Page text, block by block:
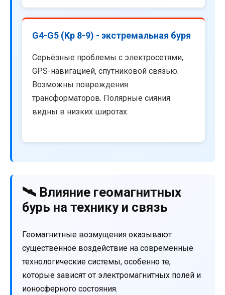
G4-G5 (Kp 8-9) - экстремальная буря
Серьёзные проблемы с электросетями,
GPS-навигацией, спутниковой связью.
Возможны повреждения
трансформаторов. Полярные сияния
видны в низких широтах.
🛰️ Влияние геомагнитных
бурь на технику и связь
Геомагнитные возмущения оказывают
существенное воздействие на современные
технологические системы, особенно те,
которые зависят от электромагнитных полей и
ионосферного состояния.